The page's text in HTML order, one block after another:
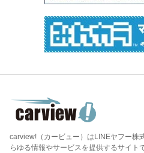
carview!（カービュー）はLINEヤフー株
らゆる情報やサービスを提供するサイト